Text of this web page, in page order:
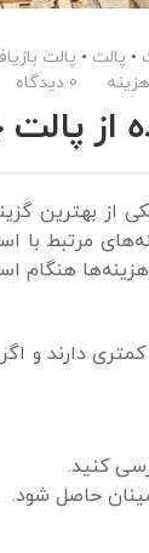
• پالت • پالت
0 دیدگاه
از
از بهترین
مرتبط با
هنگام
دارند و
کنید.
حاصل شود.